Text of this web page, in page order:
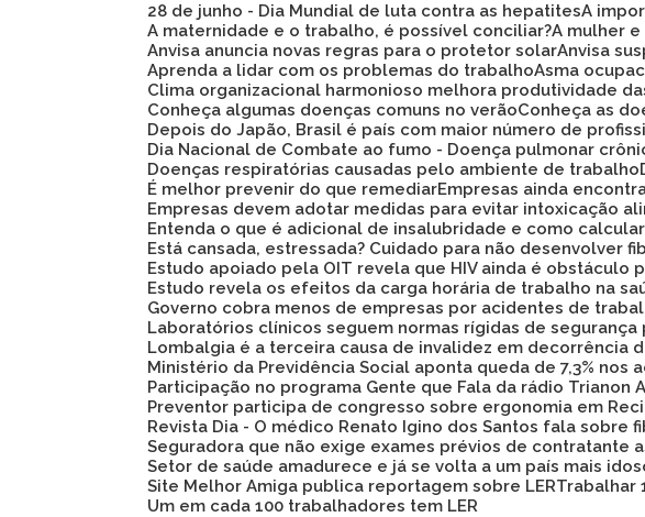
28 de junho - Dia Mundial de luta contra as hepatites
A
A maternidade e o trabalho, é possível conciliar?
A mulher
Anvisa anuncia novas regras para o protetor solar Anvisa
Aprenda a lidar com os problemas do trabalho Asma
Clima organizacional harmonioso melhora produtividade
Conheça algumas doenças comuns no verão
Conheça as
Depois do Japão, Brasil é país com maior número de
Dia Nacional de Combate ao fumo - Doença pulmonar
Doenças respiratórias causadas pelo ambiente de trabalho
É melhor prevenir do que remediar Empresas ainda
Empresas devem adotar medidas para evitar intoxicação
Entenda o que é adicional de insalubridade e como calcular
Está cansada, estressada? Cuidado para não desenvolver
Estudo apoiado pela OIT revela que HIV ainda é obstáculo
Estudo revela os efeitos da carga horária de trabalho na
Governo cobra menos de empresas por acidentes de
Laboratórios clínicos seguem normas rígidas de
Lombalgia é a terceira causa de invalidez em decorrência
Ministério da Previdência Social aponta queda de 7,3%
Participação no programa Gente que Fala da rádio Trianon
Preventor participa de congresso sobre ergonomia em
Revista Dia - O médico Renato Igino dos Santos fala sobre
Seguradora que não exige exames prévios de contratante
Setor de saúde amadurece e já se volta a um país mais
Site Melhor Amiga publica reportagem sobre LER
Um em cada 100 trabalhadores tem LER